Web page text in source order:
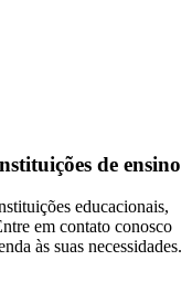
de ensino
educacionais,
em contato conosco
às suas necessidades.